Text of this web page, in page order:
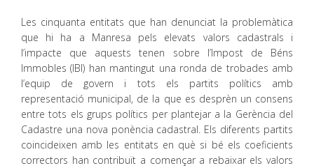
Les cinquanta entitats que han denunciat la problemàtica
que hi ha a Manresa pels elevats valors cadastrals i
l’impacte que aquests tenen sobre l’Impost de Béns
Immobles (IBI) han mantingut una ronda de trobades amb
l’equip de govern i tots els partits polítics amb
representació municipal, de la que es desprèn un consens
entre tots els grups polítics per plantejar a la Gerència del
Cadastre una nova ponència cadastral. Els diferents partits
coincideixen amb les entitats en què si bé els coeficients
correctors han contribuït a començar a rebaixar els valors